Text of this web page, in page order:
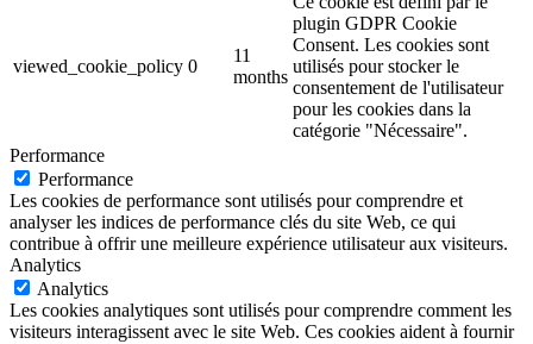
viewed_cookie_policy 0
11
months
plugin GDPR Cookie
Consent. Les cookies sont
utilisés pour stocker le
consentement de l'utilisateur
pour les cookies dans la
catégorie "Nécessaire".
Performance
Performance
Les cookies de performance sont utilisés pour comprendre et
analyser les indices de performance clés du site Web, ce qui
contribue à offrir une meilleure expérience utilisateur aux visiteurs.
Analytics
Analytics
Les cookies analytiques sont utilisés pour comprendre comment les
visiteurs interagissent avec le site Web. Ces cookies aident à fournir